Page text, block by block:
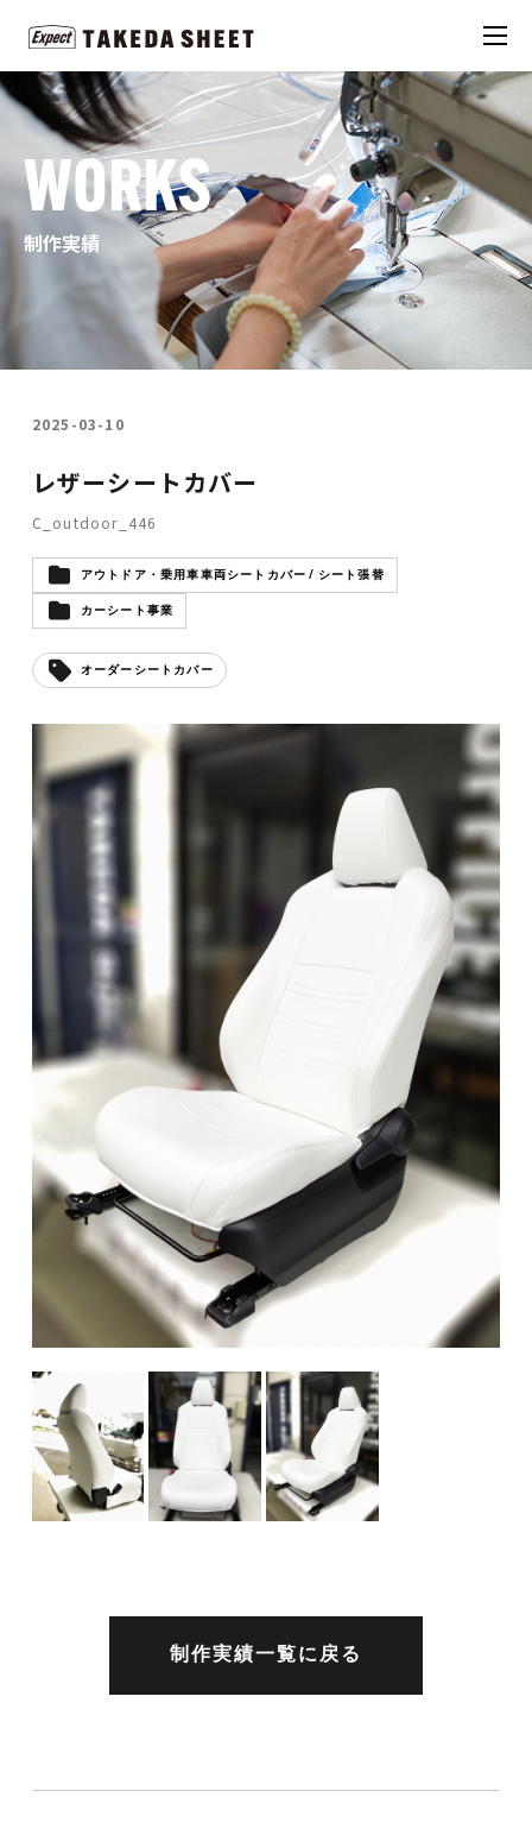
WORKS
制作実績
2025-03-10
レザーシートカバー
C_outdoor_446
アウトドア・乗用車車両シートカバー / シート張替
カーシート事業
オーダーシートカバー
制作実績一覧に戻る